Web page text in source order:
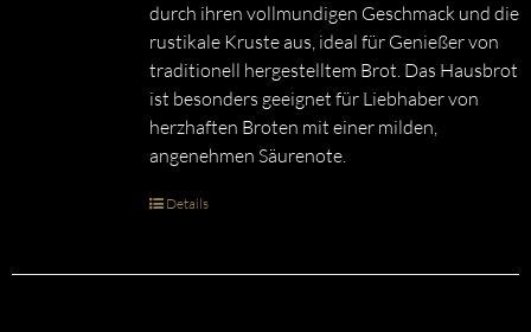
durch ihren vollmundigen Geschmack und die
rustikale Kruste aus, ideal für Genießer von
traditionell hergestelltem Brot. Das Hausbrot
ist besonders geeignet für Liebhaber von
herzhaften Broten mit einer milden,
angenehmen Säurenote.
Details